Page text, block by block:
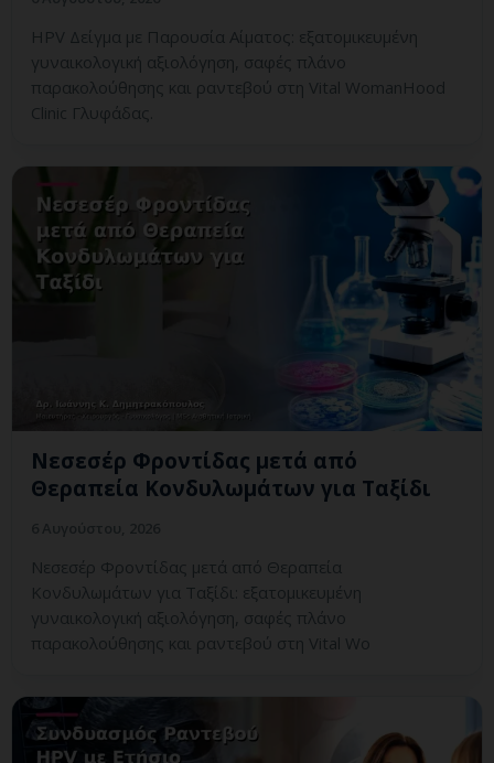
HPV Δείγμα με Παρουσία Αίματος: εξατομικευμένη
γυναικολογική αξιολόγηση, σαφές πλάνο
παρακολούθησης και ραντεβού στη Vital WomanHood
Clinic Γλυφάδας.
Νεσεσέρ Φροντίδας μετά από
Θεραπεία Κονδυλωμάτων για Ταξίδι
Νεσεσέρ Φροντίδας μετά από Θεραπεία
Κονδυλωμάτων για Ταξίδι: εξατομικευμένη
γυναικολογική αξιολόγηση, σαφές πλάνο
παρακολούθησης και ραντεβού στη Vital Wo